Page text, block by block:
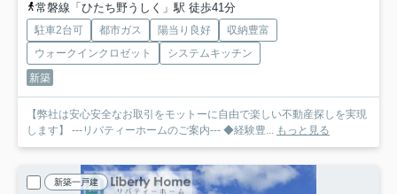
常磐線「ひたち野うしく」駅 徒歩41分
駐車2台可 都市ガス 陽当り良好
収納豊富
ウォークインクロゼット
システムキッチン
新築
【弊社は安心安全なお取引をモットーに自由で楽しい不動産探しを実現
します】 ---リバティーホームのご案内--- ◆経験豊... もっと見る
新築一戸建